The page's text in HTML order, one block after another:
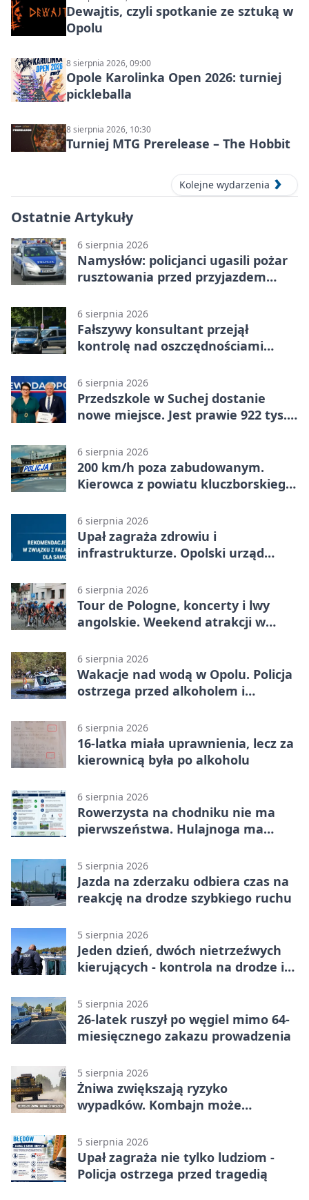
Dewajtis, czyli spotkanie ze sztuką w
Opolu
8 sierpnia 2026, 09:00
Opole Karolinka Open 2026: turniej
pickleballa
8 sierpnia 2026, 10:30
Turniej MTG Prerelease – The Hobbit
Kolejne wydarzenia
Ostatnie Artykuły
6 sierpnia 2026
Namysłów: policjanci ugasili pożar
rusztowania przed przyjazdem
6 sierpnia 2026
Fałszywy konsultant przejął
kontrolę nad oszczędnościami
6 sierpnia 2026
Przedszkole w Suchej dostanie
nowe miejsce. Jest prawie 922 tys.
6 sierpnia 2026
200 km/h poza zabudowanym.
Kierowca z powiatu kluczborskiego
6 sierpnia 2026
Upał zagraża zdrowiu i
infrastrukturze. Opolski urząd
6 sierpnia 2026
Tour de Pologne, koncerty i lwy
angolskie. Weekend atrakcji w
6 sierpnia 2026
Wakacje nad wodą w Opolu. Policja
ostrzega przed alkoholem i
6 sierpnia 2026
16-latka miała uprawnienia, lecz za
kierownicą była po alkoholu
6 sierpnia 2026
Rowerzysta na chodniku nie ma
pierwszeństwa. Hulajnoga ma
5 sierpnia 2026
Jazda na zderzaku odbiera czas na
reakcję na drodze szybkiego ruchu
5 sierpnia 2026
Jeden dzień, dwóch nietrzeźwych
kierujących - kontrola na drodze i
5 sierpnia 2026
26-latek ruszył po węgiel mimo 64-
miesięcznego zakazu prowadzenia
5 sierpnia 2026
Żniwa zwiększają ryzyko
wypadków. Kombajn może
5 sierpnia 2026
Upał zagraża nie tylko ludziom -
Policja ostrzega przed tragedią